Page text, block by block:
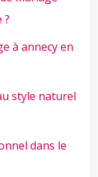
?
à annecy en
style naturel
dans le